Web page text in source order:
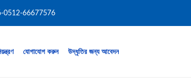
0512-66677576
যোগাযোগ করুন উদ্ধৃতির জন্য আবেদন